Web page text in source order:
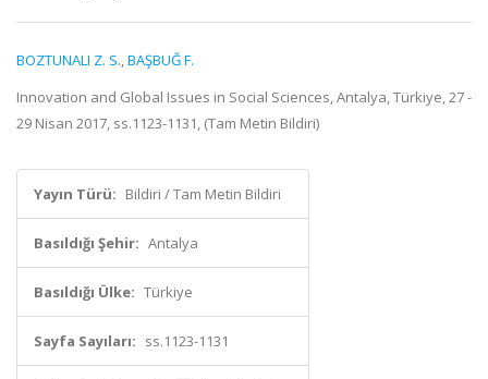
BOZTUNALI Z. S.,BAŞBUĞ F.
Innovation and Global Issues in Social Sciences, Antalya, Türkiye, 27 -
29 Nisan 2017, ss.1123-1131, (Tam Metin Bildiri)
Yayın Türü: Bildiri / Tam Metin Bildiri
Basıldığı Şehir: Antalya
Basıldığı Ülke: Türkiye
Sayfa Sayıları: ss.1123-1131